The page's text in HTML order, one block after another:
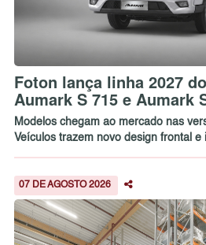
Foton lança linha 2027
Aumark S 715 e Aumark
Modelos chegam ao mercado nas
Veículos trazem novo design frontal e
07 DE AGOSTO 2026